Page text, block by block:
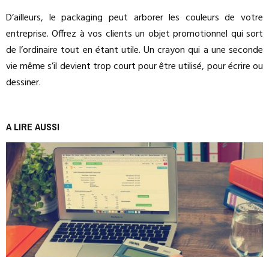
D’ailleurs, le packaging peut arborer les couleurs de votre
entreprise. Offrez à vos clients un objet promotionnel qui sort
de l’ordinaire tout en étant utile. Un crayon qui a une seconde
vie même s’il devient trop court pour être utilisé, pour écrire ou
dessiner.
A LIRE AUSSI